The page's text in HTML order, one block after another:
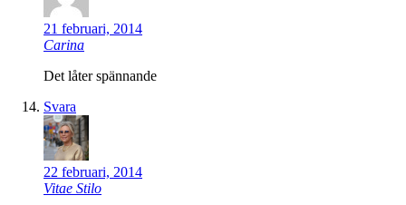
21 februari, 2014
Carina
Det låter spännande
Svara
22 februari, 2014
Vitae Stilo